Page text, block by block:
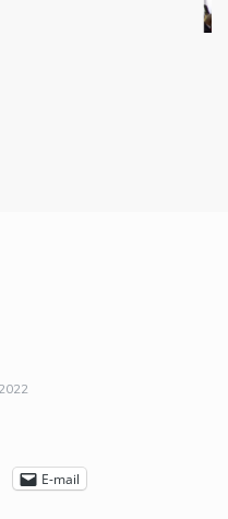
rentrer aux
E-mail